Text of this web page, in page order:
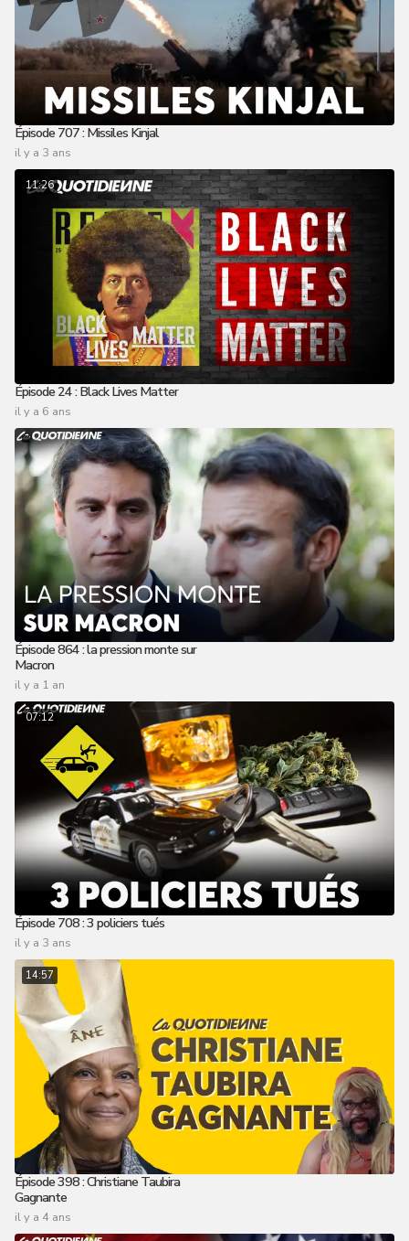
Épisode 707 : Missiles Kinjal
il y a 3 ans
11:26
Épisode 24 : Black Lives Matter
il y a 6 ans
Épisode 864 : la pression monte sur
Macron
il y a 1 an
07:12
Épisode 708 : 3 policiers tués
il y a 3 ans
14:57
Épisode 398 : Christiane Taubira
Gagnante
il y a 4 ans